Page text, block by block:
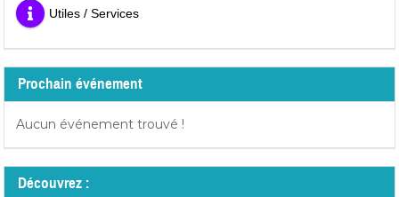
Utiles / Services
Prochain événement
Aucun événement trouvé !
Découvrez :